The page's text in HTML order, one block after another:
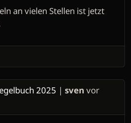
an vielen Stellen ist jetzt
2025 | sven vor